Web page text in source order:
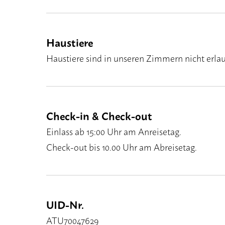
Haustiere
Haustiere sind in unseren Zimmern nicht
Check-in & Check-out
Einlass ab 15:00 Uhr am Anreisetag.
Check-out bis 10.00 Uhr am Abreisetag.
UID-Nr.
ATU70047629